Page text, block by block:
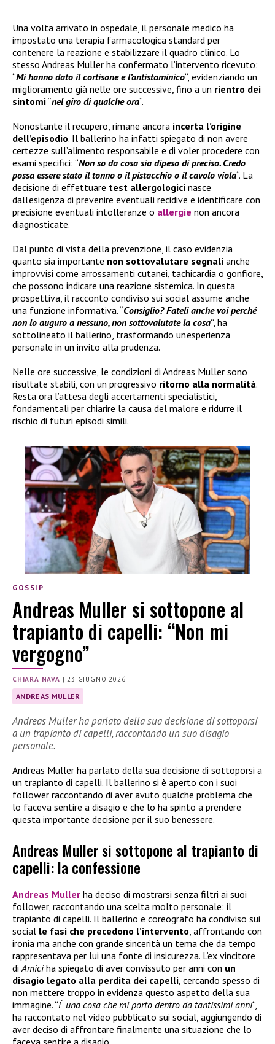
Una volta arrivato in ospedale, il personale medico ha
impostato una terapia farmacologica standard per
contenere la reazione e stabilizzare il quadro clinico. Lo
stesso Andreas Muller ha confermato l’intervento ricevuto:
“Mi hanno dato il cortisone e l’antistaminico“, evidenziando un
miglioramento già nelle ore successive, fino a un rientro dei
sintomi“nel giro di qualche ora“.
Nonostante il recupero, rimane ancora incerta l’origine
dell’episodio. Il ballerino ha infatti spiegato di non avere
certezze sull’alimento responsabile e di voler procedere con
esami specifici: “Non so da cosa sia dipeso di preciso. Credo
possa essere stato il tonno o il pistacchio o il cavolo viola“. La
decisione di effettuare test allergologici nasce
dall’esigenza di prevenire eventuali recidive e identificare con
precisione eventuali intolleranze o allergie non ancora
diagnosticate.
Dal punto di vista della prevenzione, il caso evidenzia
quanto sia importante non sottovalutare segnali anche
improvvisi come arrossamenti cutanei, tachicardia o gonfiore,
che possono indicare una reazione sistemica. In questa
prospettiva, il racconto condiviso sui social assume anche
una funzione informativa. “Consiglio? Fateli anche voi perché
non lo auguro a nessuno, non sottovalutate la cosa“, ha
sottolineato il ballerino, trasformando un’esperienza
personale in un invito alla prudenza.
Nelle ore successive, le condizioni di Andreas Muller sono
risultate stabili, con un progressivo ritorno alla normalità.
Resta ora l’attesa degli accertamenti specialistici,
fondamentali per chiarire la causa del malore e ridurre il
rischio di futuri episodi simili.
GOSSIP
Andreas Muller si sottopone al
trapianto di capelli: “Non mi
vergogno”
CHIARA NAVA |23 GIUGNO 2026
ANDREAS MULLER
Andreas Muller ha parlato della sua decisione di sottoporsi
a un trapianto di capelli, raccontando un suo disagio
personale.
Andreas Muller ha parlato della sua decisione di sottoporsi a
un trapianto di capelli. Il ballerino si è aperto con i suoi
follower raccontando di aver avuto qualche problema che
lo faceva sentire a disagio e che lo ha spinto a prendere
questa importante decisione per il suo benessere.
Andreas Muller si sottopone al trapianto di
capelli: la confessione
Andreas Muller ha deciso di mostrarsi senza filtri ai suoi
follower, raccontando una scelta molto personale: il
trapianto di capelli. Il ballerino e coreografo ha condiviso sui
social le fasi che precedono l’intervento, affrontando con
ironia ma anche con grande sincerità un tema che da tempo
rappresentava per lui una fonte di insicurezza. L’ex vincitore
diAmiciha spiegato di aver convissuto per anni con un
disagio legato alla perdita dei capelli, cercando spesso di
non mettere troppo in evidenza questo aspetto della sua
immagine. “È una cosa che mi porto dentro da tantissimi anni“,
ha raccontato nel video pubblicato sui social, aggiungendo di
aver deciso di affrontare finalmente una situazione che lo